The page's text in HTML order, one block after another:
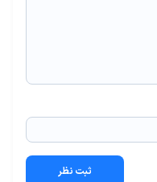
ثبت نظر